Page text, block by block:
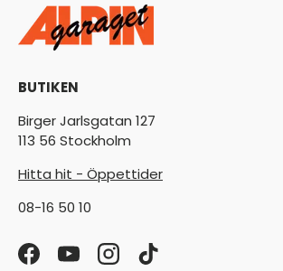
BUTIKEN
Birger Jarlsgatan 127
113 56 Stockholm
Hitta hit - Öppettider
08-16 50 10
FacebookYouTubeInstagram
TikTok